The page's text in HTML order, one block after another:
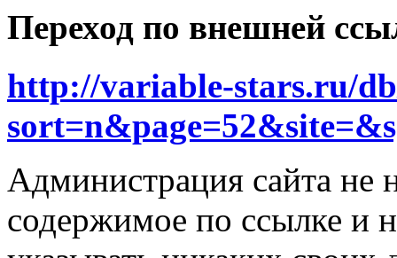
Переход по внешней
http://variable-stars.ru/
Администрация сайта не
содержимое по ссылке и